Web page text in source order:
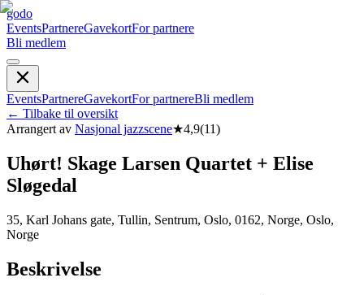
godo
EventsPartnereGavekortFor partnere
Bli medlem
EventsPartnereGavekortFor partnereBli medlem
← Tilbake til oversikt
Arrangert av Nasjonal jazzscene★4,9(11)
Uhørt! Skage Larsen Quartet + Elise
Sløgedal
35, Karl Johans gate, Tullin, Sentrum, Oslo, 0162, Norge, Oslo,
Norge
Beskrivelse